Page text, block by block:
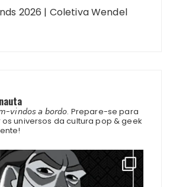
2026 | Coletiva Wendel
𝘷𝘪𝘯𝘥𝘰𝘴 𝘢 𝘣𝘰𝘳𝘥𝘰. Prepare-se para
universos da cultura pop & geek